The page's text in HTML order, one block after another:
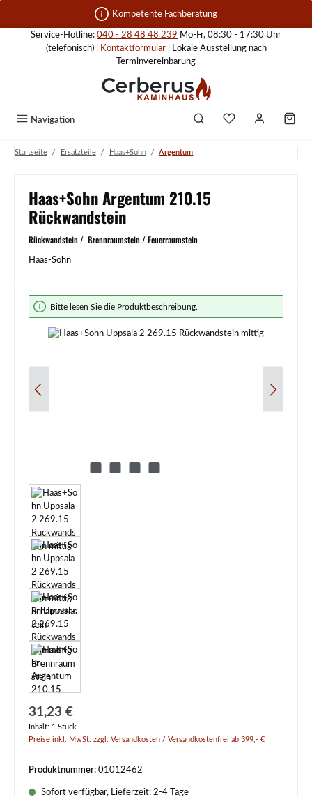
Zum Hauptinhalt springen Kompetente Fachberatung
Service-Hotline: 040 - 28 48 48 239 Mo-Fr, 08:30 - 17:30 Uhr
(telefonisch) |
Kontaktformular| Lokale Ausstellung nach
Terminvereinbarung
Navigation
Startseite / Ersatzteile / Haas+Sohn / Argentum
Haas+Sohn Argentum 210.15
Rückwandstein
Rückwandstein / Brennraumstein / Feuerraumstein
Haas-Sohn
Bildergalerie überspringen
Bitte lesen Sie die Produktbeschreibung.
Regulärer Preis:
31,23 €
Inhalt: 1 Stück
Preise inkl. MwSt. zzgl. Versandkosten / Versandkostenfrei ab 399,- €
Produktnummer: 01012462
Sofort verfügbar, Lieferzeit: 2-4 Tage